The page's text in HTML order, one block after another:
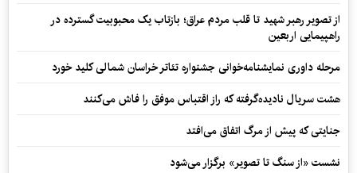
از تصویر رهبر شهید تا قلب مردم عراق؛ بازتاب یک محبوبیت گسترده در
راهپیمایی اربعین
مرحله داوری نمایشنامه‌خوانی جشنواره تئاتر خراسان شمالی کلید خورد
هشت سریال نادیده‌گرفته که راز اقتباس موفق را فاش می‌کنند
جنایتی که پیش از مرگ اتفاق می‌افتد
نشست «از سنگ تا تصویر» برگزار می‌شود